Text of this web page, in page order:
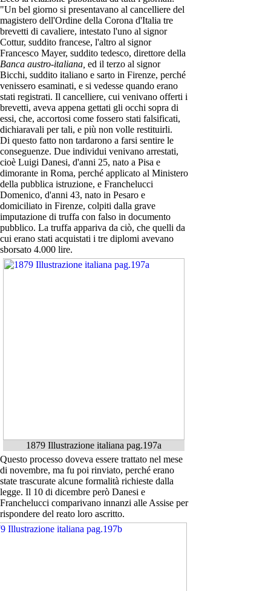
"Un bel giorno si presentavano al cancelliere del
magistero dell'Ordine della Corona d'Italia tre
brevetti di cavaliere, intestato l'uno al signor
Cottur, suddito francese, l'altro al signor
Francesco Mayer, suddito tedesco, direttore della
Banca austro-italiana, ed il terzo al signor
Bicchi, suddito italiano e sarto in Firenze, perché
venissero esaminati, e si vedesse quando erano
stati registrati. Il cancelliere, cui venivano offerti i
brevetti, aveva appena gettati gli occhi sopra di
essi, che, accortosi come fossero stati falsificati,
dichiaravali per tali, e più non volle restituirli.
Di questo fatto non tardarono a farsi sentire le
conseguenze. Due individui venivano arrestati,
cioè Luigi Danesi, d'anni 25, nato a Pisa e
dimorante in Roma, perché applicato al Ministero
della pubblica istruzione, e Franchelucci
Domenico, d'anni 43, nato in Pesaro e
domiciliato in Firenze, colpiti dalla grave
imputazione di truffa con falso in documento
pubblico. La truffa appariva da ciò, che quelli da
cui erano stati acquistati i tre diplomi avevano
sborsato 4.000 lire.
1879 Illustrazione italiana pag.197a
Questo processo doveva essere trattato nel mese
di novembre, ma fu poi rinviato, perché erano
state trascurate alcune formalità richieste dalla
legge. Il 10 di dicembre però Danesi e
Franchelucci comparivano innanzi alle Assise per
rispondere del reato loro ascritto.